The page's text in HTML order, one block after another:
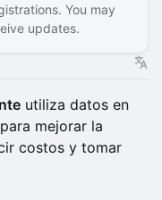
You may
updates.
utiliza datos en
mejorar la
costos y tomar